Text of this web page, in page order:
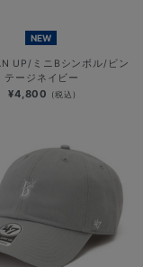
NEW
UP/ミニBシンボル/ビン
テージネイビー
¥4,800 (税込)